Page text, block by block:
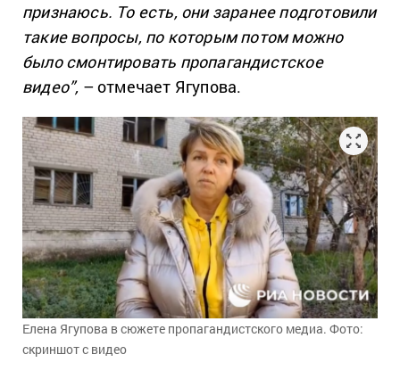
признаюсь. То есть, они заранее подготовили
такие вопросы, по которым потом можно
было смонтировать пропагандистское
видео”, – отмечает Ягупова.
Елена Ягупова в сюжете пропагандистского медиа. Фото:
скриншот с видео